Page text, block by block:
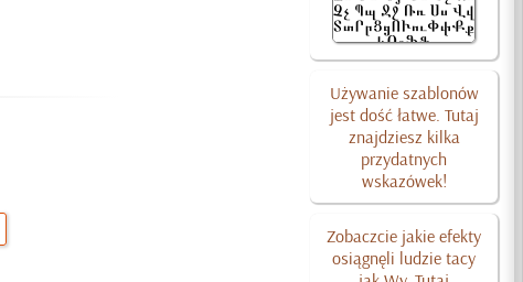
Używanie szablonów
jest dość łatwe. Tutaj
znajdziesz kilka
przydatnych
wskazówek!
Zobaczcie jakie efekty
osiągnęli ludzie tacy